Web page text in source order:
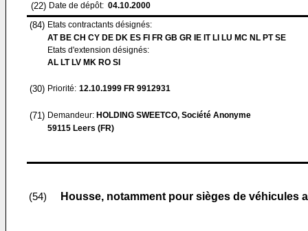
(22) Date de dépôt: 04.10.2000
(84) Etats contractants désignés:
AT BE CH CY DE DK ES FI FR GB GR IE IT LI LU MC NL PT SE
Etats d'extension désignés:
AL LT LV MK RO SI
(30) Priorité: 12.10.1999 FR 9912931
(71) Demandeur: HOLDING SWEETCO, Société Anonyme
59115 Leers (FR)
(54) Housse, notamment pour sièges de véhicules